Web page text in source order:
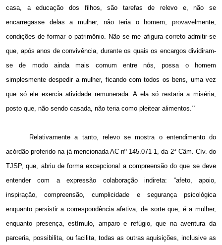
casa, a educação dos filhos, são tarefas de relevo e, não se
encarregasse delas a mulher, não teria o homem, provavelmente,
condições de formar o patrimônio. Não se me afigura correto admitir-se
que, após anos de convivência, durante os quais os encargos dividiram-
se de modo ainda mais comum entre nós, possa o homem
simplesmente despedir a mulher, ficando com todos os bens, uma vez
que só ele exercia atividade remunerada. A ela só restaria a miséria,
posto que, não sendo casada, não teria como pleitear alimentos.´´
Relativamente a tanto, relevo se mostra o entendimento do
acórdão proferido na já mencionada AC nº 145.071-1, da 2ª Câm. Cív. do
TJSP, que, abriu de forma excepcional a compreensão do que se deve
entender com a expressão colaboração indireta: “afeto, apoio,
inspiração, compreensão, cumplicidade e segurança psicológica
enquanto persistir a correspondência afetiva, de sorte que, é a mulher,
enquanto presença, estímulo, amparo e refúgio, que na aventura da
parceria, possibilita, ou facilita, todas as outras aquisições, inclusive as